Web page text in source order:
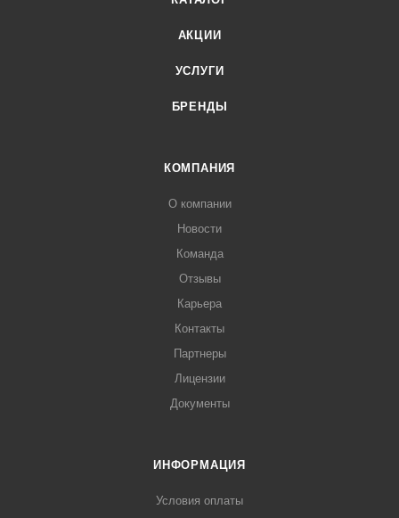
АКЦИИ
УСЛУГИ
БРЕНДЫ
КОМПАНИЯ
О компании
Новости
Команда
Отзывы
Карьера
Контакты
Партнеры
Лицензии
Документы
ИНФОРМАЦИЯ
Условия оплаты